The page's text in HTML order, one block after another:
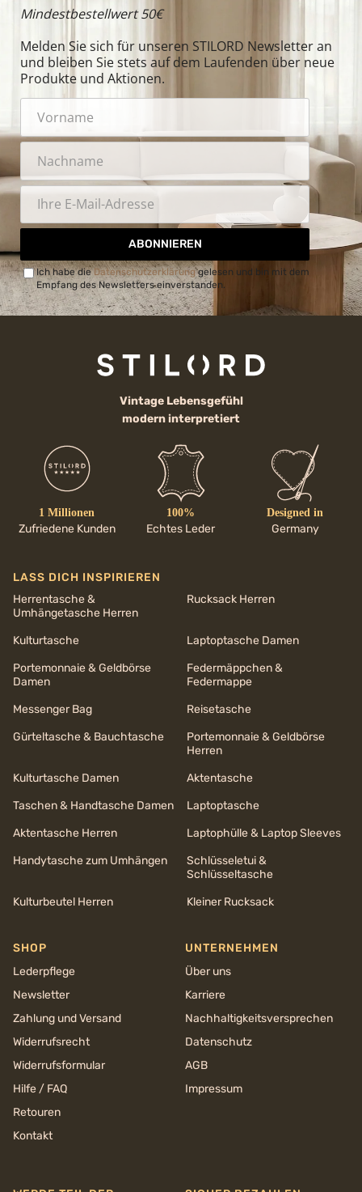
Mindestbestellwert 50€
Melden Sie sich für unseren STILORD Newsletter an
und bleiben Sie stets auf dem Laufenden über neue
Produkte und Aktionen.
ABONNIEREN
Ich habe dieDatenschutzerklärunggelesen und bin mit dem
Empfang des Newsletters einverstanden.
Vintage Lebensgefühl
modern interpretiert
1 Millionen
Zufriedene Kunden
100%
Echtes Leder
Designed in
Germany
LASS DICH INSPIRIEREN
Herrentasche &
Umhängetasche Herren
Rucksack Herren
Kulturtasche
Laptoptasche Damen
Portemonnaie & Geldbörse
Damen
Federmäppchen &
Federmappe
Messenger Bag
Reisetasche
Gürteltasche & Bauchtasche
Portemonnaie & Geldbörse
Herren
Kulturtasche Damen
Aktentasche
Taschen & Handtasche Damen
Laptoptasche
Aktentasche Herren
Laptophülle & Laptop Sleeves
Handytasche zum Umhängen
Schlüsseletui &
Schlüsseltasche
Kulturbeutel Herren
Kleiner Rucksack
SHOP
Lederpflege
Newsletter
Zahlung und Versand
Widerrufsrecht
Widerrufsformular
Hilfe / FAQ
Retouren
Kontakt
UNTERNEHMEN
Über uns
Karriere
Nachhaltigkeits­versprechen
Datenschutz
AGB
Impressum